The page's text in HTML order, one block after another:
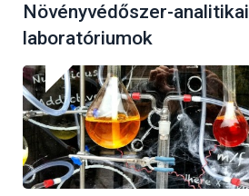
Növényvédőszer-analitikai
laboratóriumok